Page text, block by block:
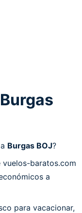
Burgas BOJ?
baratos.com
a
para vacacionar,